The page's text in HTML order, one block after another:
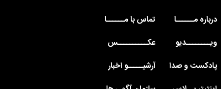
درباره مــــــا
تماس با مــــــا
ویــــــــدیو
عکــــــــــس
پادکست و صدا
آرشیـــــو اخبار